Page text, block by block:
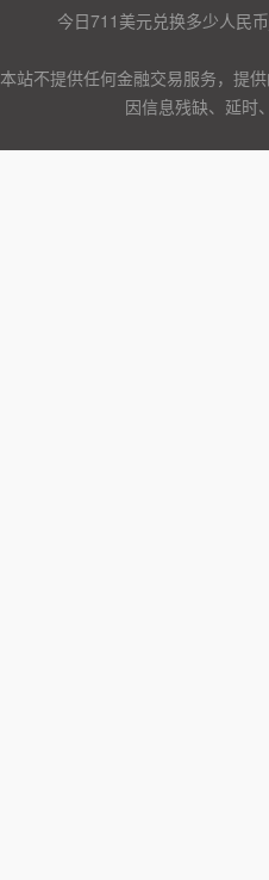
今日711美元兑换多少人民
本站不提供任何金融交易服务，提
因信息残缺、延时